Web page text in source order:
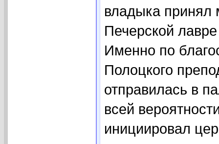
владыка принял
Печерской
Именно по
Полоцкого
отправилась в
всей
инициировал